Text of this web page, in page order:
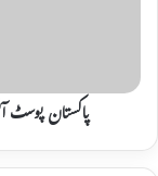
پو
ٹآ
پاکستان پوسٹ